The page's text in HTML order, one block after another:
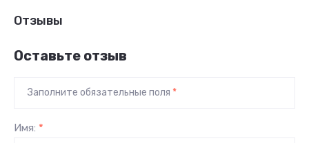
Отзывы
Оставьте отзыв
Заполните обязательные поля *
Имя: *